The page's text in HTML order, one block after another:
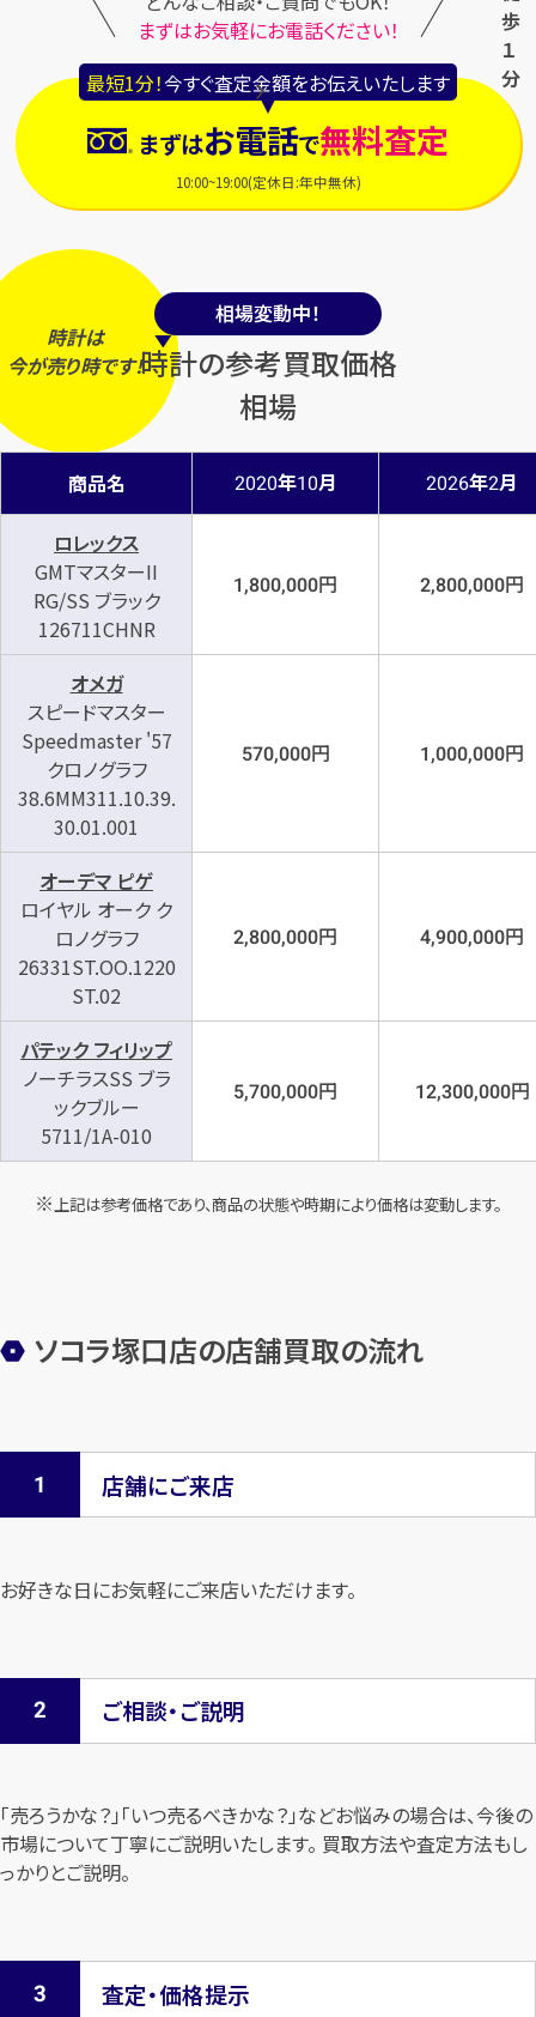
歩
１
分
まずはお気軽にお電話ください！
最短1分！今すぐ査定金額をお伝えいたします
まずはお電話で無料査定
10:00~19:00(定休日:年中無休)
相場変動中！
時計の参考買取価格
相場
時計は
今が売り時です！
商品名 2020年10月 2026年2月
ロレックス
GMTマスターII
RG/SS ブラック
126711CHNR
1,800,000円 2,800,000円
オメガ
スピードマスター
Speedmaster '57
クロノグラフ
38.6MM311.10.39.
30.01.001
570,000円 1,000,000円
オーデマ ピゲ
ロイヤル オーク ク
ロノグラフ
26331ST.OO.1220
ST.02
2,800,000円 4,900,000円
パテック フィリップ
ノーチラスSS ブラ
ックブルー
5711/1A-010
5,700,000円 12,300,000円
上記は参考価格であり、商品の状態や時期により価格は変動します。
ソコラ塚口店の店舗買取の流れ
店舗にご来店
お好きな日にお気軽にご来店いただけます。
ご相談・ご説明
「売ろうかな？」「いつ売るべきかな？」などお悩みの場合は、今後の
市場について丁寧にご説明いたします。 買取方法や査定方法もし
っかりとご説明。
査定・価格提示